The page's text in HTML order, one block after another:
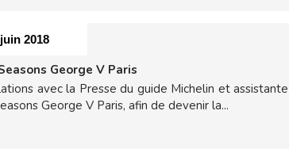
2018
George V Paris
avec la Presse du guide Michelin et assistante
George V Paris, afin de devenir la...